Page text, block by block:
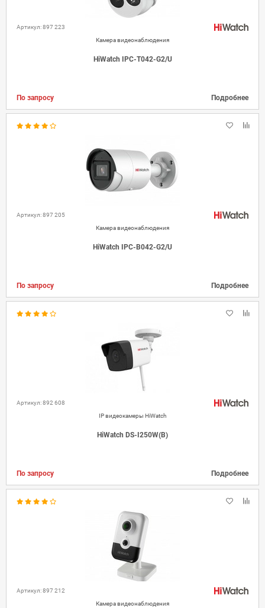
Артикул: 897 223
Камера видеонаблюдения
HiWatch IPC-T042-G2/U
По запросу Подробнее
Артикул: 897 205
Камера видеонаблюдения
HiWatch IPC-B042-G2/U
По запросу Подробнее
Артикул: 892 608
IP видеокамеры HiWatch
HiWatch DS-I250W(B)
По запросу Подробнее
Артикул: 897 212
Камера видеонаблюдения